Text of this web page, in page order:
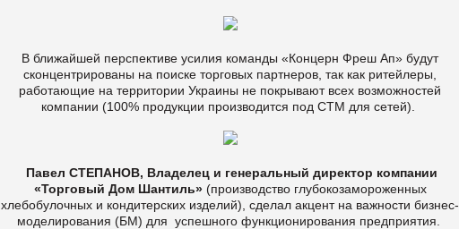
В ближайшей перспективе усилия команды «Концерн Фреш Ап» будут
сконцентрированы на поиске торговых партнеров, так как ритейлеры,
работающие на территории Украины не покрывают всех возможностей
компании (100% продукции производится под СТМ для сетей).
Павел СТЕПАНОВ, Владелец и генеральный директор компании
«Торговый Дом Шантиль» (производство глубокозамороженных
хлебобулочных и кондитерских изделий), сделал акцент на важности бизнес-
моделирования (БМ) для успешного функционирования предприятия.